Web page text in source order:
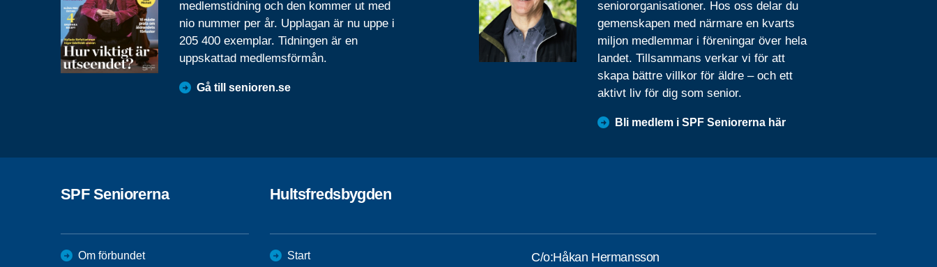
medlemstidning och den kommer ut med
nio nummer per år. Upplagan är nu uppe i
205 400 exemplar. Tidningen är en
uppskattad medlemsförmån.
Gå till senioren.se
seniororganisationer. Hos oss delar du
gemenskapen med närmare en kvarts
miljon medlemmar i föreningar över hela
landet. Tillsammans verkar vi för att
skapa bättre villkor för äldre – och ett
aktivt liv för dig som senior.
Bli medlem i SPF Seniorerna här
SPF Seniorerna
Om förbundet
Hultsfredsbygden
Start
C/o:Håkan Hermansson